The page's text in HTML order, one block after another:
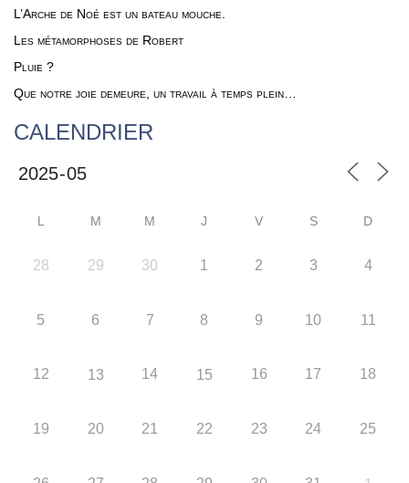
L’Arche de Noé est un bateau mouche.
Les métamorphoses de Robert
Pluie ?
Que notre joie demeure, un travail à temps plein…
CALENDRIER
L M M J V S D
28 29 30 1 2 3 4
5 6 7 8 9 10 11
12 13 14 15 16 17 18
19 20 21 22 23 24 25